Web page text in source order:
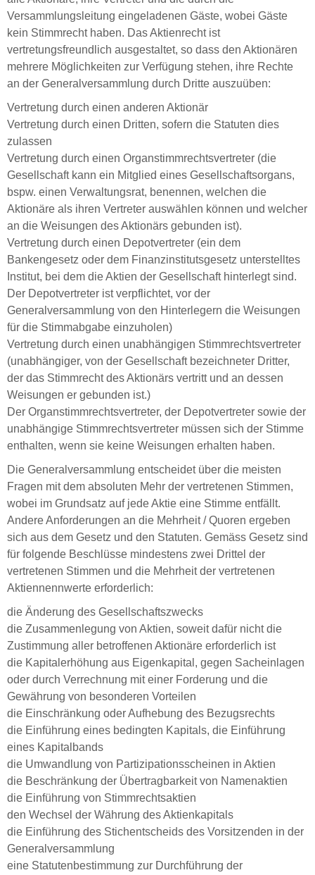
Versammlungsleitung eingeladenen Gäste, wobei Gäste
kein Stimmrecht haben. Das Aktienrecht ist
vertretungsfreundlich ausgestaltet, so dass den Aktionären
mehrere Möglichkeiten zur Verfügung stehen, ihre Rechte
an der Generalversammlung durch Dritte auszuüben:
Vertretung durch einen anderen Aktionär
Vertretung durch einen Dritten, sofern die Statuten dies
zulassen
Vertretung durch einen Organstimmrechtsvertreter (die
Gesellschaft kann ein Mitglied eines Gesellschaftsorgans,
bspw. einen Verwaltungsrat, benennen, welchen die
Aktionäre als ihren Vertreter auswählen können und welcher
an die Weisungen des Aktionärs gebunden ist).
Vertretung durch einen Depotvertreter (ein dem
Bankengesetz oder dem Finanzinstitutsgesetz unterstelltes
Institut, bei dem die Aktien der Gesellschaft hinterlegt sind.
Der Depotvertreter ist verpflichtet, vor der
Generalversammlung von den Hinterlegern die Weisungen
für die Stimmabgabe einzuholen)
Vertretung durch einen unabhängigen Stimmrechtsvertreter
(unabhängiger, von der Gesellschaft bezeichneter Dritter,
der das Stimmrecht des Aktionärs vertritt und an dessen
Weisungen er gebunden ist.)
​Der Organstimmrechtsvertreter, der Depotvertreter sowie der
unabhängige Stimmrechtsvertreter müssen sich der Stimme
enthalten, wenn sie keine Weisungen erhalten haben.
Die Generalversammlung entscheidet über die meisten
Fragen mit dem absoluten Mehr der vertretenen Stimmen,
wobei im Grundsatz auf jede Aktie eine Stimme entfällt.
Andere Anforderungen an die Mehrheit / Quoren ergeben
sich aus dem Gesetz und den Statuten. Gemäss Gesetz sind
für folgende Beschlüsse mindestens zwei Drittel der
vertretenen Stimmen und die Mehrheit der vertretenen
Aktiennennwerte erforderlich:
die Änderung des Gesellschaftszwecks
die Zusammenlegung von Aktien, soweit dafür nicht die
Zustimmung aller betroffenen Aktionäre erforderlich ist
die Kapitalerhöhung aus Eigenkapital, gegen Sacheinlagen
oder durch Verrechnung mit einer Forderung und die
Gewährung von besonderen Vorteilen
die Einschränkung oder Aufhebung des Bezugsrechts
die Einführung eines bedingten Kapitals, die Einführung
eines Kapitalbands
die Umwandlung von Partizipationsscheinen in Aktien
die Beschränkung der Übertragbarkeit von Namenaktien
die Einführung von Stimmrechtsaktien
den Wechsel der Währung des Aktienkapitals
die Einführung des Stichentscheids des Vorsitzenden in der
Generalversammlung
eine Statutenbestimmung zur Durchführung der